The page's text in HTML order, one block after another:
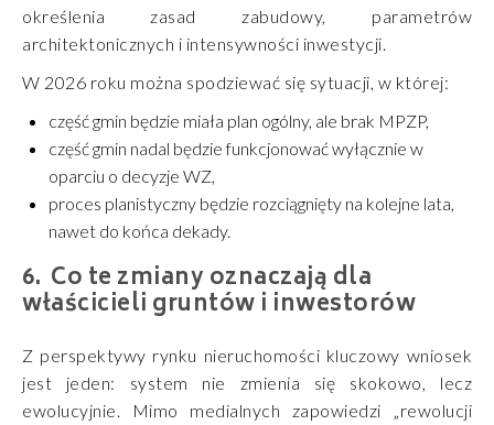
określenia zasad zabudowy, parametrów
architektonicznych i intensywności inwestycji.
W 2026 roku można spodziewać się sytuacji, w której:
część gmin będzie miała plan ogólny, ale brak MPZP,
część gmin nadal będzie funkcjonować wyłącznie w
oparciu o decyzje WZ,
proces planistyczny będzie rozciągnięty na kolejne lata,
nawet do końca dekady.
Co te zmiany oznaczają dla
właścicieli gruntów i inwestorów
Z perspektywy rynku nieruchomości kluczowy wniosek
jest jeden: system nie zmienia się skokowo, lecz
ewolucyjnie. Mimo medialnych zapowiedzi „rewolucji